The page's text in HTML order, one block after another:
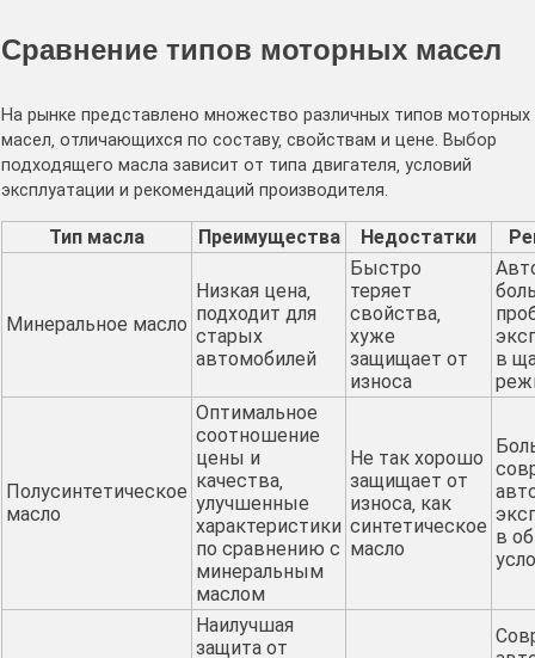
Сравнение типов моторных масел
На рынке представлено множество различных типов моторных
масел‚ отличающихся по составу‚ свойствам и цене․ Выбор
подходящего масла зависит от типа двигателя‚ условий
эксплуатации и рекомендаций производителя․
Тип масла Преимущества Недостатки
Минеральное масло
Низкая цена‚
подходит для
старых
автомобилей
Быстро
теряет
свойства‚
хуже
защищает от
износа
в
Полусинтетическое
масло
Оптимальное
соотношение
цены и
качества‚
улучшенные
характеристики
по сравнению с
минеральным
маслом
Не так хорошо
защищает от
износа‚ как
синтетическое
масло
в
Наилучшая
защита от